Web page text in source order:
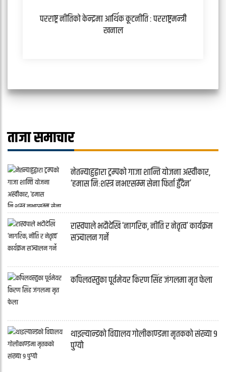
परराष्ट्र नीतिको केन्द्रमा आर्थिक कूटनीति : परराष्ट्रमन्त्री
खनाल
ताजा समाचार
नेतन्याहुद्वारा ट्रम्पको गाजा शान्ति योजना अस्वीकार,
‘हमास निःशस्त्र नभएसम्म सेना फिर्ता हुँदैन’
रास्वपाले भदौदेखि ‘नागरिक, नीति र नेतृत्व’ कार्यक्रम
सञ्चालन गर्ने
कपिलवस्तुका पूर्वमेयर किरण सिंह जंगलमा मृत फेला
थाइल्यान्डको विद्यालय गोलीकाण्डमा मृतकको संख्या ९
पुग्यो